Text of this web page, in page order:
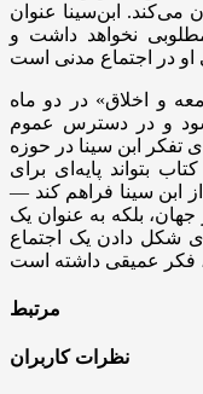
می‌کند. ابن‌سینا عنوان
نخواهد داشت و
و اخلاق» در دو ماه
شود و در دسترس عموم
تفکر ابن سینا در حوزه
بتواند پایه‌ای برای
ابن سینا فراهم کند —
بلکه به عنوان یک
شکل دادن یک اجتماع
مرتبط
نظرات کاربران